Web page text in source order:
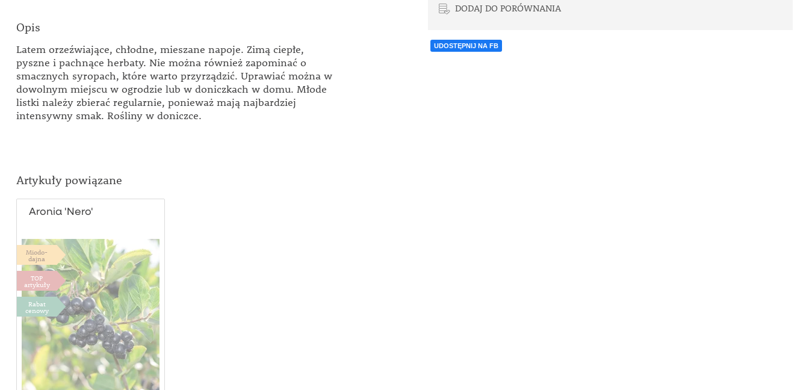
Opis
Latem orzeźwiające, chłodne, mieszane napoje. Zimą ciepłe,
pyszne i pachnące herbaty. Nie można również zapominać o
smacznych syropach, które warto przyrządzić. Uprawiać można w
dowolnym miejscu w ogrodzie lub w doniczkach w domu. Młode
listki należy zbierać regularnie, ponieważ mają najbardziej
intensywny smak. Rośliny w doniczce.
DODAJ DO PORÓWNANIA
UDOSTĘPNIJ NA FB
Artykuły powiązane
Aronia 'Nero'
Miodo-
dajna
TOP
artykuły
Rabat
cenowy